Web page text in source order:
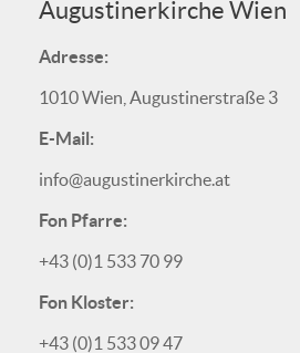
Augustinerkirche Wien
Adresse:
1010 Wien, Augustinerstraße 3
E-Mail:
info@augustinerkirche.at
Fon Pfarre:
+43 (0)1 533 70 99
Fon Kloster:
+43 (0)1 533 09 47